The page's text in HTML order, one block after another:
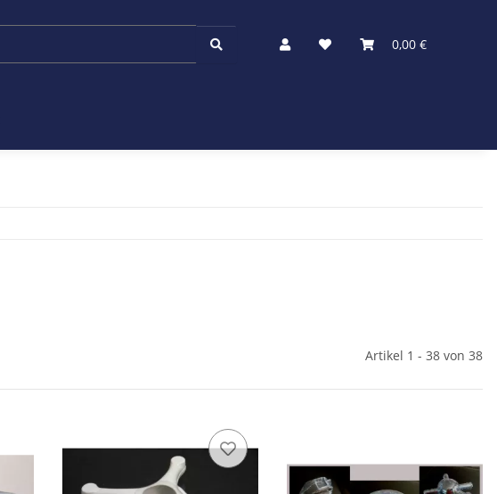
0,00 €
Artikel 1 - 38 von 38